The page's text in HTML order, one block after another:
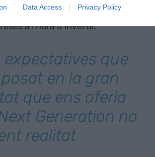
Data Access Privacy Policy
dels obstacles principals que
a l’hora d’invertir.
expectatives que
posat en la gran
que ens oferia
Generation no
realitat